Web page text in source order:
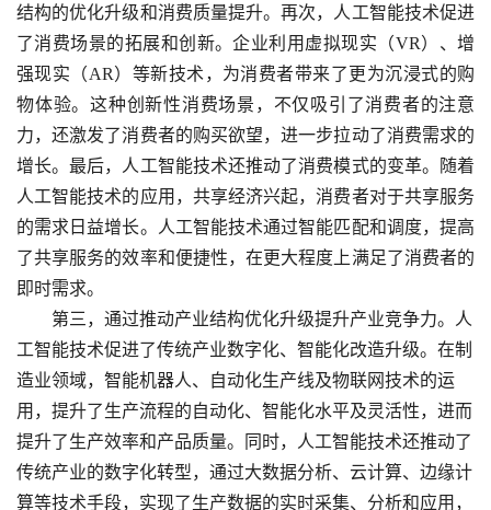
结构的优化升级和消费质量提升。再次，人工智能技术促进
了消费场景的拓展和创新。企业利用虚拟现实（VR）、增
强现实（AR）等新技术，为消费者带来了更为沉浸式的购
物体验。这种创新性消费场景，不仅吸引了消费者的注意
力，还激发了消费者的购买欲望，进一步拉动了消费需求的
增长。最后，人工智能技术还推动了消费模式的变革。随着
人工智能技术的应用，共享经济兴起，消费者对于共享服务
的需求日益增长。人工智能技术通过智能匹配和调度，提高
了共享服务的效率和便捷性，在更大程度上满足了消费者的
即时需求。
第三，通过推动产业结构优化升级提升产业竞争力。人
工智能技术促进了传统产业数字化、智能化改造升级。在制
造业领域，智能机器人、自动化生产线及物联网技术的运
用，提升了生产流程的自动化、智能化水平及灵活性，进而
提升了生产效率和产品质量。同时，人工智能技术还推动了
传统产业的数字化转型，通过大数据分析、云计算、边缘计
算等技术手段，实现了生产数据的实时采集、分析和应用，